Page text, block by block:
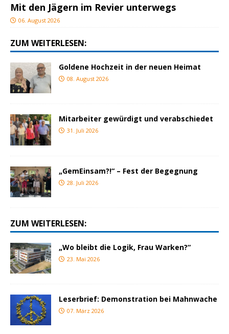
Mit den Jägern im Revier unterwegs
06. August 2026
ZUM WEITERLESEN:
Goldene Hochzeit in der neuen Heimat
08. August 2026
Mitarbeiter gewürdigt und verabschiedet
31. Juli 2026
„GemEinsam?!“ – Fest der Begegnung
28. Juli 2026
ZUM WEITERLESEN:
„Wo bleibt die Logik, Frau Warken?“
23. Mai 2026
Leserbrief: Demonstration bei Mahnwache
07. März 2026